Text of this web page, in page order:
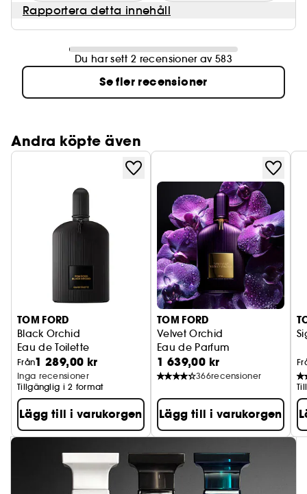
Rapportera detta innehåll
Du har sett 2 recensioner av 583
Se fler recensioner
Andra köpte även
TOM FORD
Black Orchid
Eau de Toilette
Från1 289,00 kr
Inga recensioner
Tillgänglig i 2 format
Lägg till i varukorgen
TOM FORD
Velvet Orchid
Eau de Parfum
1 639,00 kr
366recensioner
Lägg till i varukorgen